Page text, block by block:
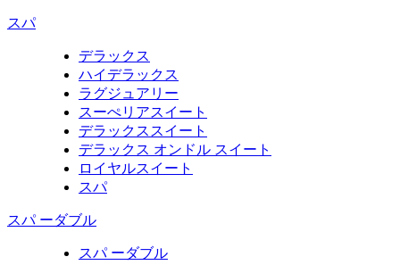
スパ
デラックス
ハイデラックス
ラグジュアリー
スーぺリアスイート
デラックススイート
デラックス オンドル スイート
ロイヤルスイート
スパ
スパ ーダブル
スパ ーダブル